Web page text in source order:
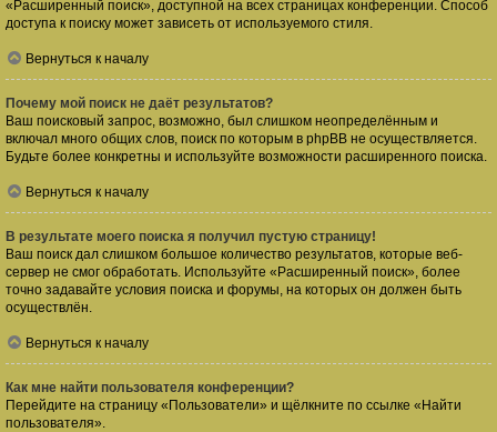
«Расширенный поиск», доступной на всех страницах конференции. Способ
доступа к поиску может зависеть от используемого стиля.
Вернуться к началу
Почему мой поиск не даёт результатов?
Ваш поисковый запрос, возможно, был слишком неопределённым и
включал много общих слов, поиск по которым в phpBB не осуществляется.
Будьте более конкретны и используйте возможности расширенного поиска.
Вернуться к началу
В результате моего поиска я получил пустую страницу!
Ваш поиск дал слишком большое количество результатов, которые веб-
сервер не смог обработать. Используйте «Расширенный поиск», более
точно задавайте условия поиска и форумы, на которых он должен быть
осуществлён.
Вернуться к началу
Как мне найти пользователя конференции?
Перейдите на страницу «Пользователи» и щёлкните по ссылке «Найти
пользователя».